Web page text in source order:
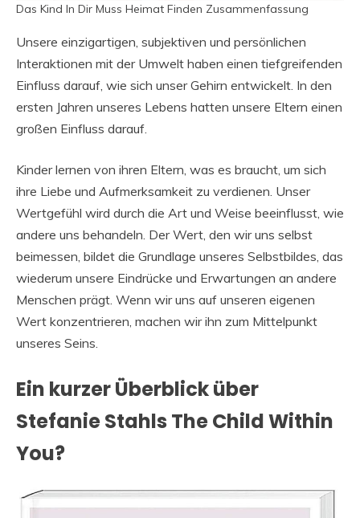
Das Kind In Dir Muss Heimat Finden Zusammenfassung
Unsere einzigartigen, subjektiven und persönlichen
Interaktionen mit der Umwelt haben einen tiefgreifenden
Einfluss darauf, wie sich unser Gehirn entwickelt. In den
ersten Jahren unseres Lebens hatten unsere Eltern einen
großen Einfluss darauf.
Kinder lernen von ihren Eltern, was es braucht, um sich
ihre Liebe und Aufmerksamkeit zu verdienen. Unser
Wertgefühl wird durch die Art und Weise beeinflusst, wie
andere uns behandeln. Der Wert, den wir uns selbst
beimessen, bildet die Grundlage unseres Selbstbildes, das
wiederum unsere Eindrücke und Erwartungen an andere
Menschen prägt. Wenn wir uns auf unseren eigenen
Wert konzentrieren, machen wir ihn zum Mittelpunkt
unseres Seins.
Ein kurzer Überblick über
Stefanie Stahls The Child Within
You?